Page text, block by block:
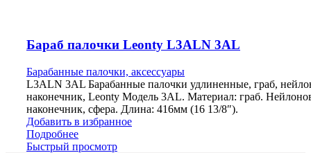
Бараб палочки Leonty L3ALN 3AL
Барабанные палочки, аксессуары
L3ALN 3AL Барабанные палочки удлиненные, граб,
наконечник, Leonty Модель 3АL. Материал: граб.
наконечник, сфера. Длина: 416мм (16 13/8″).
Добавить в избранное
Подробнее
Быстрый просмотр